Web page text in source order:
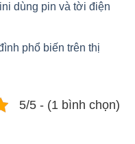
dùng pin và tời điện
phổ biến trên thị
5/5 - (1 bình chọn)